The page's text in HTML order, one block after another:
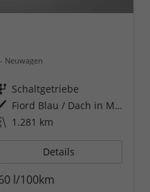
Neuwagen
Getriebe Schaltgetriebe
Außenfarbe
Fiord Blau / Dach in Midnight Schwarz Metallic
Kilometerstand 1.281 km
Details
l/100km